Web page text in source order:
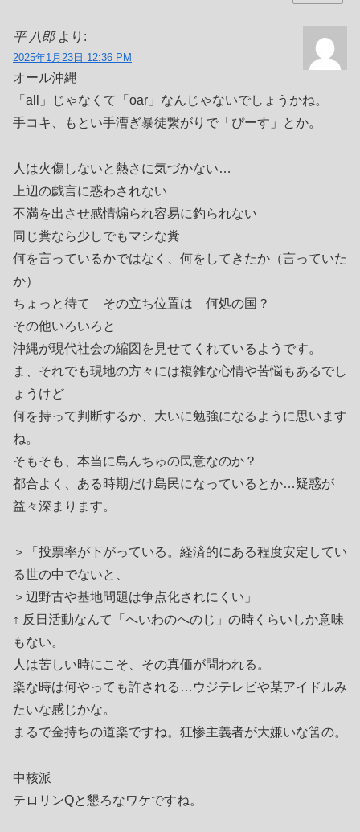
平 八郎 より:
2025年1月23日 12:36 PM
オール沖縄
「all」じゃなくて「oar」なんじゃないでしょうかね。
手コキ、もとい手漕ぎ暴徒繋がりで「ぴーす」とか。
人は火傷しないと熱さに気づかない…
上辺の戯言に惑わされない
不満を出させ感情煽られ容易に釣られない
同じ糞なら少しでもマシな糞
何を言っているかではなく、何をしてきたか（言っていた
か）
ちょっと待て その立ち位置は 何処の国？
その他いろいろと
沖縄が現代社会の縮図を見せてくれているようです。
ま、それでも現地の方々には複雑な心情や苦悩もあるでし
ょうけど
何を持って判断するか、大いに勉強になるように思います
ね。
そもそも、本当に島んちゅの民意なのか？
都合よく、ある時期だけ島民になっているとか…疑惑が
益々深まります。
＞「投票率が下がっている。経済的にある程度安定してい
る世の中でないと、
＞辺野古や基地問題は争点化されにくい」
↑ 反日活動なんて「へいわのへのじ」の時くらいしか意味
もない。
人は苦しい時にこそ、その真価が問われる。
楽な時は何やっても許される…ウジテレビや某アイドルみ
たいな感じかな。
まるで金持ちの道楽ですね。狂惨主義者が大嫌いな筈の。
中核派
テロリンQと懇ろなワケですね。